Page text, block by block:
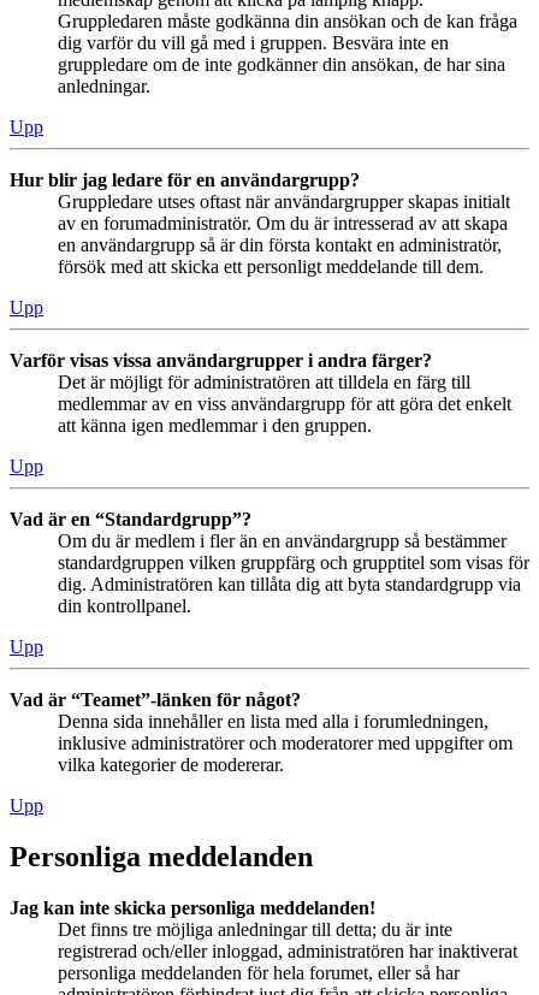
Gruppledaren måste godkänna din ansökan och de kan fråga
dig varför du vill gå med i gruppen. Besvära inte en
gruppledare om de inte godkänner din ansökan, de har sina
anledningar.
Upp
Hur blir jag ledare för en användargrupp?
Gruppledare utses oftast när användargrupper skapas initialt
av en forumadministratör. Om du är intresserad av att skapa
en användargrupp så är din första kontakt en administratör,
försök med att skicka ett personligt meddelande till dem.
Upp
Varför visas vissa användargrupper i andra färger?
Det är möjligt för administratören att tilldela en färg till
medlemmar av en viss användargrupp för att göra det enkelt
att känna igen medlemmar i den gruppen.
Upp
Vad är en “Standardgrupp”?
Om du är medlem i fler än en användargrupp så bestämmer
standardgruppen vilken gruppfärg och grupptitel som visas för
dig. Administratören kan tillåta dig att byta standardgrupp via
din kontrollpanel.
Upp
Vad är “Teamet”-länken för något?
Denna sida innehåller en lista med alla i forumledningen,
inklusive administratörer och moderatorer med uppgifter om
vilka kategorier de modererar.
Upp
Personliga meddelanden
Jag kan inte skicka personliga meddelanden!
Det finns tre möjliga anledningar till detta; du är inte
registrerad och/eller inloggad, administratören har inaktiverat
personliga meddelanden för hela forumet, eller så har